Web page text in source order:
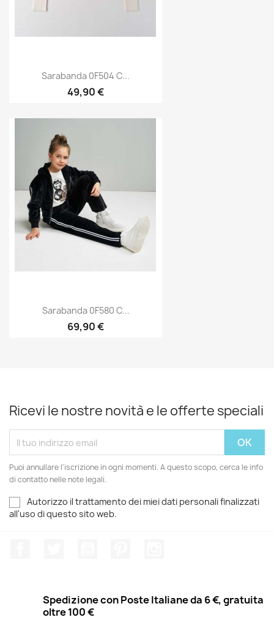
Sarabanda 0F504 C...
49,90 €
Sarabanda 0F580 C...
69,90 €
Ricevi le nostre novità e le offerte speciali
Puoi annullare l'iscrizione in ogni momenti. A questo scopo, cerca le info
di contatto nelle note legali.
Autorizzo il trattamento dei miei dati personali finalizzati
all'uso di questo sito web.
Spedizione con Poste Italiane da 6 €, gratuita
oltre 100 €